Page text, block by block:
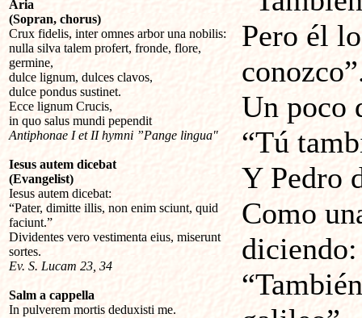
Aria
(Sopran, chorus)
Crux fidelis, inter omnes arbor una nobilis:
nulla silva talem profert, fronde, flore,
germine,
dulce lignum, dulces clavos,
dulce pondus sustinet.
Ecce lignum Crucis,
in quo salus mundi pependit
Antiphonae I et II hymni ”Pange lingua"
Iesus autem dicebat
(Evangelist)
Iesus autem dicebat:
“Pater, dimitte illis, non enim sciunt, quid
faciunt.”
Dividentes vero vestimenta eius, miserunt
sortes.
Ev. S. Lucam 23, 34
Salm a cappella
In pulverem mortis deduxisti me.
Pero él
Un poco
“Tú
Y Pedro
Como
diciendo: